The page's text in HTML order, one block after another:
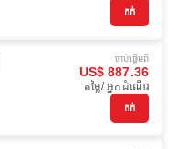
កក់
ចាប់ផ្ដើមពី
US$ 887.36
តម្លៃ/ អ្នកដំណើរ
កក់